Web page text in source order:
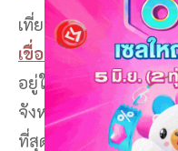
เที่ยวลพบุรีไปเช้าเย็น
เขื่อนป่าสักชลสิทธิ์ ลพ
อยู่ในเขตพื้นที่ตำบลห
จังหวัดลพบุรี ซึ่งตัวเขื่
ที่สุดในประเทศไทย ส